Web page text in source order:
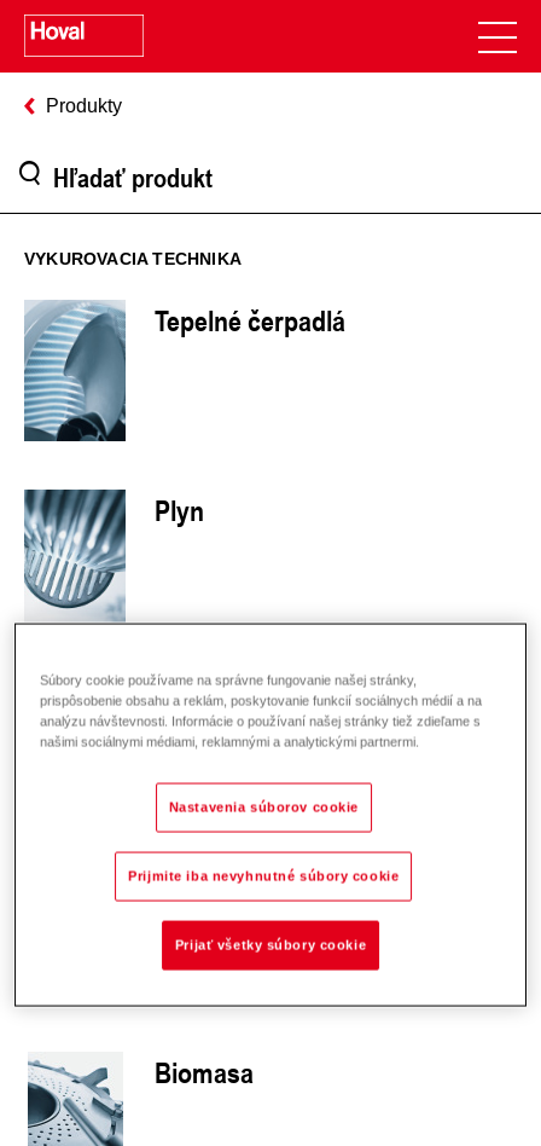
Produkty
VYKUROVACIA TECHNIKA
Tepelné čerpadlá
Plyn
Centrálne zásobovanie teplom
Olej
Biomasa
Súbory cookie používame na správne fungovanie našej stránky,
prispôsobenie obsahu a reklám, poskytovanie funkcií sociálnych médií a na
analýzu návštevnosti. Informácie o používaní našej stránky tiež zdieľame s
našimi sociálnymi médiami, reklamnými a analytickými partnermi.
Nastavenia súborov cookie
Prijmite iba nevyhnutné súbory cookie
Prijať všetky súbory cookie